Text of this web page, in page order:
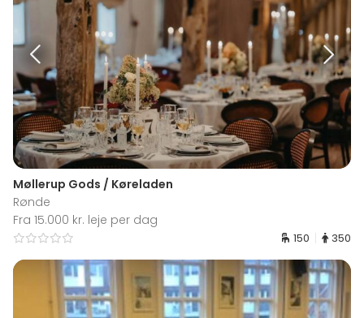
Møllerup Gods / Køreladen
Rønde
Fra 15.000 kr. leje per dag
150 350